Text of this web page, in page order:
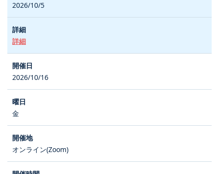
2026/10/5
詳細
2026/10/16
金
オンライン(Zoom)